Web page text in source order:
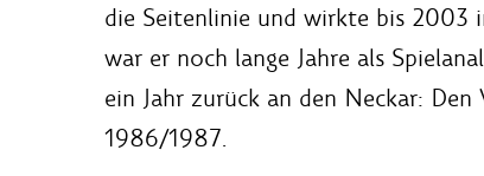
die Seitenlinie und wirkte bis 2003
war er noch lange Jahre als
ein Jahr zurück an den Neckar:
1986/1987.